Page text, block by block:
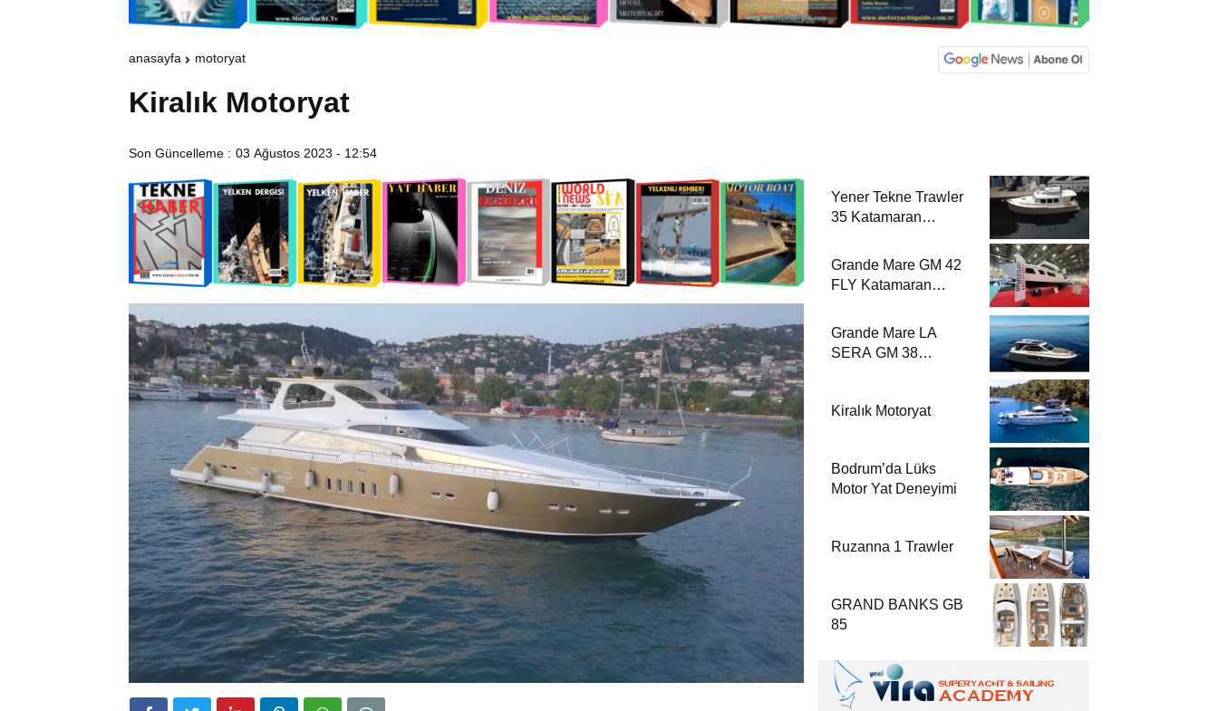
anasayfa motoryat
Kiralık Motoryat
Son Güncelleme : 03 Ağustos 2023 - 12:54
Yener Tekne Trawler
35 Katamaran
Grande Mare GM 42
FLY Katamaran
Grande Mare LA
SERA GM 38
Kiralık Motoryat
Bodrum’da Lüks
Motor Yat Deneyimi
Ruzanna 1 Trawler
GRAND BANKS GB
85